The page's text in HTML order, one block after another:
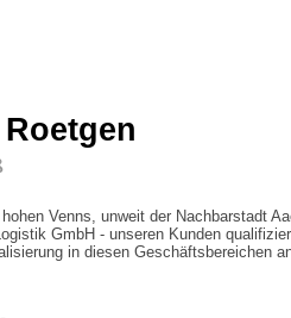
Venns, unweit der Nachbarstadt
GmbH - unseren Kunden
in diesen Geschäftsbereichen